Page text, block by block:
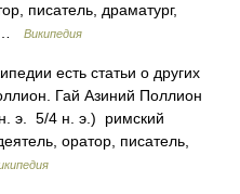
писатель, драматург,
…
Википедия
есть статьи о других
Гай Азиний Поллион
э. 5/4 н. э.) римский
оратор, писатель,